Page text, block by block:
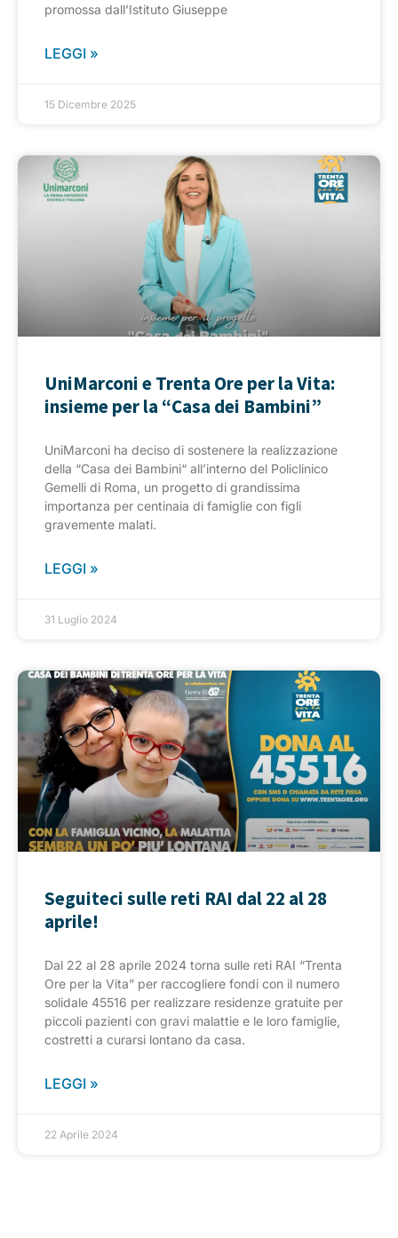
promossa dall’Istituto Giuseppe
LEGGI »
15 Dicembre 2025
UniMarconi e Trenta Ore per la Vita:
insieme per la “Casa dei Bambini”
UniMarconi ha deciso di sostenere la realizzazione
della “Casa dei Bambini“ all’interno del Policlinico
Gemelli di Roma, un progetto di grandissima
importanza per centinaia di famiglie con figli
gravemente malati.
LEGGI »
31 Luglio 2024
Seguiteci sulle reti RAI dal 22 al 28
aprile!
Dal 22 al 28 aprile 2024 torna sulle reti RAI “Trenta
Ore per la Vita” per raccogliere fondi con il numero
solidale 45516 per realizzare residenze gratuite per
piccoli pazienti con gravi malattie e le loro famiglie,
costretti a curarsi lontano da casa.
LEGGI »
22 Aprile 2024